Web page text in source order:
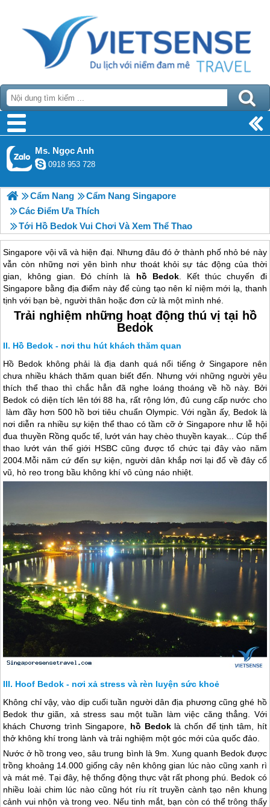
Ms. Ngọc Anh
0918 953 728
Cẩm Nang
Cẩm Nang Singapore
Các Điểm Ưa Thích
Tới Hồ Bedok Vui Chơi Và Xem Thể Thao
Singapore vội vã và hiện đại. Nhưng đâu đó ở thành phố nhỏ bé này
vẫn còn những nơi yên bình như thoát khỏi sự tác động của thời
gian, không gian. Đó chính là hồ Bedok. Kết thúc chuyến đi
Singapore bằng địa điểm này để cùng tạo nên kỉ niệm mới lạ, thanh
tịnh với bạn bè, người thân hoặc đơn cử là một mình nhé.
Trải nghiệm những hoạt động thú vị tại hồ
Bedok
Hồ Bedok - nơi thu hút khách thăm quan
Hồ Bedok không phải là địa danh quá nổi tiếng ở Singaporenên
chưa nhiều khách thăm quan biết đến. Nhưng với những người yêu
thích thể thao thì chắc hẳn đã nghe loáng thoáng về hồ này. Bởi
Bedok có diện tích lên tới 88 ha, rất rộng lớn, đủ cung cấp nước cho
làm đầy hơn 500 hồ bơi tiêu chuẩn Olympic. Với ngần ấy, Bedok là
nơi diễn ra nhiều sự kiện thể thao có tầm cỡ ở Singaporenhư lễ hội
đua thuyền Rồng quốc tế, lướt ván hay chèo thuyền kayak... Cúp thể
thao lướt ván thế giới HSBC cũng được tổ chức tại đây vào năm
2004.Mỗi năm cứ đến sự kiện, người dân khắp nơi lại đổ về đây cổ
vũ, hò reo trong bầu không khí vô cùng náo nhiệt.
Hoof Bedok - nơi xả stress và rèn luyện sức khoẻ
Không chỉ vậy, vào dịp cuối tuần người dân địa phương cũng ghé hồ
Bedok thư giãn, xả stress sau một tuần làm việc căng thẳng. Với
khách Chương trìnhSingapore hồ Bedoklà chốn để tịnh tâm, hít
thở không khí trong lành và trải nghiệm một góc mới của quốc đảo.
Nước ở hồ trong veo, sâu trung bình là 9m. Xung quanh Bedok được
trồng khoảng 14.000 giống cây nên không gian lúc nào cũng xanh rì
và mát mẻ. Tại đây, hệ thống động thực vật rất phong phú. Bedok có
nhiều loài chim lúc nào cũng hót ríu rít truyền cành tạo nên khung
cảnh vui nhộn và trong veo. Nếu tinh mắt, bạn còn có thể trông thấy